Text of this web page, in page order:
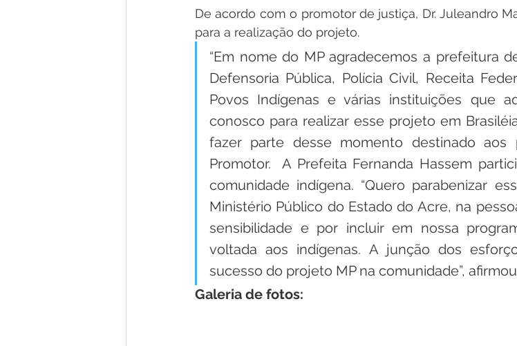
De acordo com o promotor de justiça, Dr. Juleandro
para a realização do projeto.
“Em nome do MP agradecemos a prefeitura
Defensoria Pública, Polícia Civil, Receita
Povos Indígenas e várias instituições que
conosco para realizar esse projeto em
fazer parte desse momento destinado aos
Promotor.  A Prefeita Fernanda Hassem
comunidade indígena. “Quero parabenizar
Ministério Público do Estado do Acre, na
sensibilidade e por incluir em nossa
voltada aos indígenas. A junção dos
sucesso do projeto MP na comunidade”,
Galeria de fotos: